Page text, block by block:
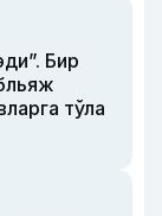
Бир
тўла